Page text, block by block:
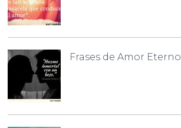
Frases de Amor Eterno